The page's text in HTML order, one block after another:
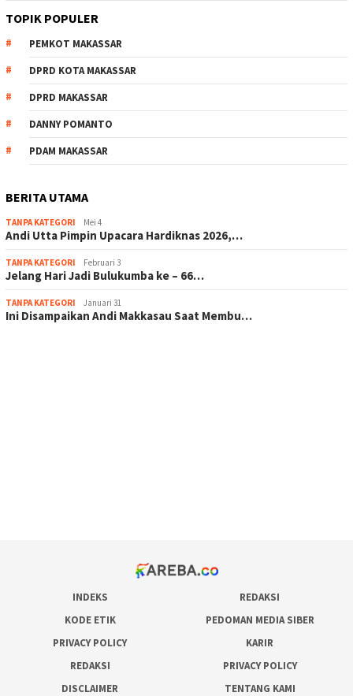
TOPIK POPULER
PEMKOT MAKASSAR
DPRD KOTA MAKASSAR
DPRD MAKASSAR
DANNY POMANTO
PDAM MAKASSAR
BERITA UTAMA
TANPA KATEGORI Mei 4
Andi Utta Pimpin Upacara Hardiknas 2026,…
TANPA KATEGORI Februari 3
Jelang Hari Jadi Bulukumba ke – 66…
TANPA KATEGORI Januari 31
Ini Disampaikan Andi Makkasau Saat Membu…
INDEKS
REDAKSI
KODE ETIK
PEDOMAN MEDIA SIBER
PRIVACY POLICY
KARIR
REDAKSI
PRIVACY POLICY
DISCLAIMER
TENTANG KAMI